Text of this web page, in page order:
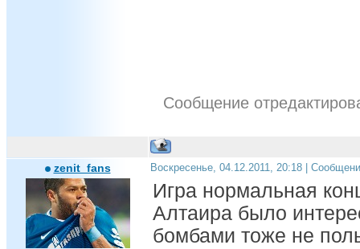
Сообщение
zenit_fans Воскресенье, 04.12.2011, 20:18 |
Игра нормальная
Алтаира было
бомбами тоже не